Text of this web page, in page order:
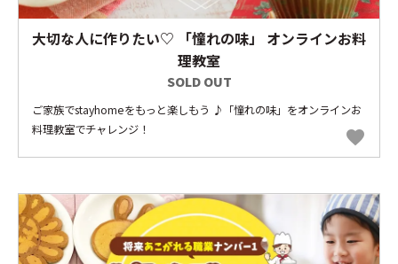
大切な人に作りたい♡ 「憧れの味」 オンラインお料
理教室
SOLD OUT
ご家族でstayhomeをもっと楽しもう ♪「憧れの味」をオンラインお
料理教室でチャレンジ！
favorite